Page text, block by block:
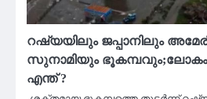
റഷ്യയിലും ജപ്പാനിലും
സുനാമിയും ഭൂകമ്പവും;ലോകം
എന്ത് ?